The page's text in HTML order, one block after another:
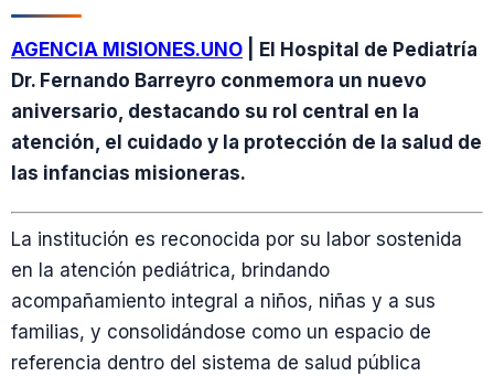
AGENCIA MISIONES.UNO | El Hospital de Pediatría
Dr. Fernando Barreyro conmemora un nuevo
aniversario, destacando su rol central en la
atención, el cuidado y la protección de la salud de
las infancias misioneras.
La institución es reconocida por su labor sostenida
en la atención pediátrica, brindando
acompañamiento integral a niños, niñas y a sus
familias, y consolidándose como un espacio de
referencia dentro del sistema de salud pública